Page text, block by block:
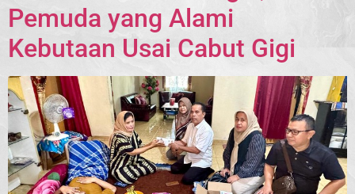
Pemuda yang Alami
Kebutaan Usai Cabut Gigi